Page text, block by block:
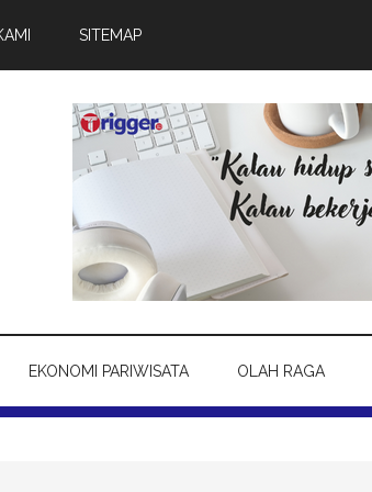
SITEMAP
EKONOMI PARIWISATA OLAH RAGA